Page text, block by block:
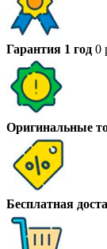
Гарантия 1 год 0
Оригинальные
Бесплатная